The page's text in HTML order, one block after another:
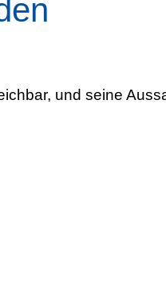
und seine